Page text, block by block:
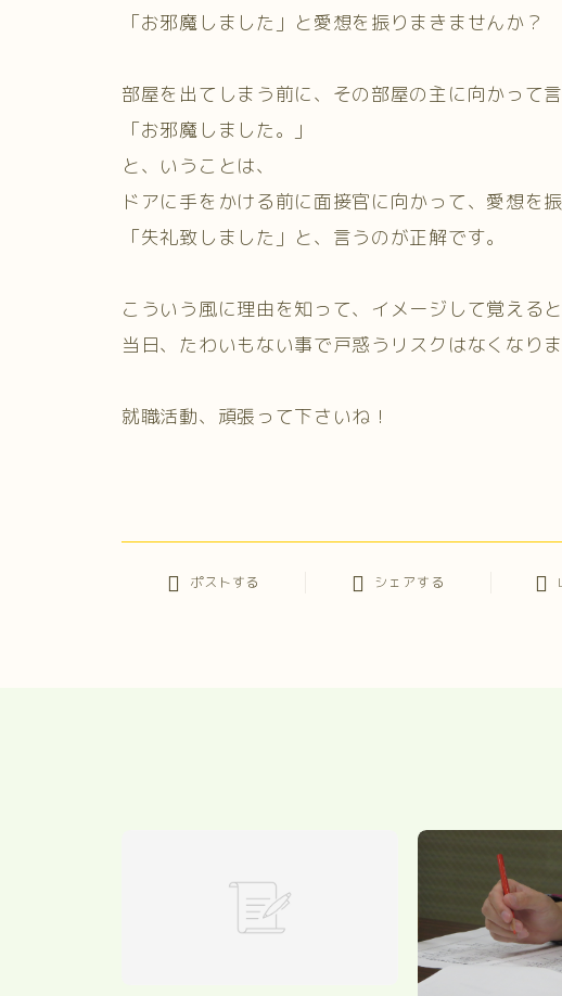
「お邪魔しました」と愛想を振りまきませんか？
部屋を出てしまう前に、その部屋の主に向かって
「お邪魔しました。」
と、いうことは、
ドアに手をかける前に面接官に向かって、愛想を
「失礼致しました」と、言うのが正解です。
こういう風に理由を知って、イメージして覚えると
当日、たわいもない事で戸惑うリスクはなくなりま
就職活動、頑張って下さいね！
ポストする シェアする